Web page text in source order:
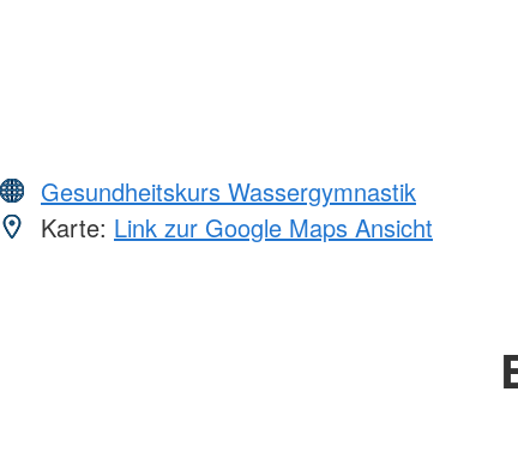
Gesundheitskurs Wassergymnastik
Karte: Link zur Google Maps Ansicht